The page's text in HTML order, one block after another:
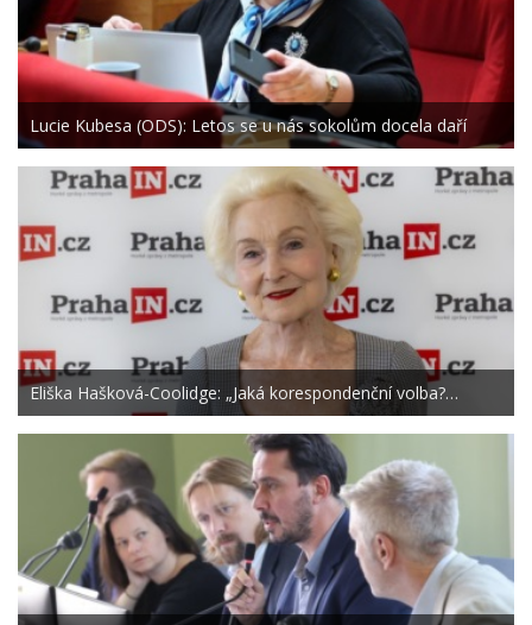
Lucie Kubesa (ODS): Letos se u nás sokolům docela daří
Eliška Hašková-Coolidge: „Jaká korespondenční volba?…